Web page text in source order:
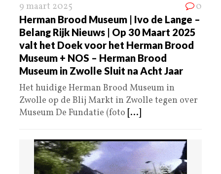
9 maart 2025 0
Herman Brood Museum | Ivo de Lange –
Belang Rijk Nieuws | Op 30 Maart 2025
valt het Doek voor het Herman Brood
Museum + NOS – Herman Brood
Museum in Zwolle Sluit na Acht Jaar
Het huidige Herman Brood Museum in
Zwolle op de Blij Markt in Zwolle tegen over
Museum De Fundatie (foto [...]